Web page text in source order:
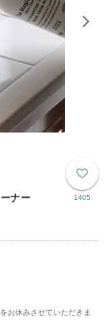
1405
ナー
お休みさせていただきま